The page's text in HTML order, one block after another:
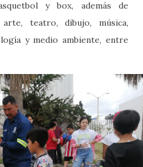
y box, además de
teatro, dibujo, música,
y medio ambiente, entre